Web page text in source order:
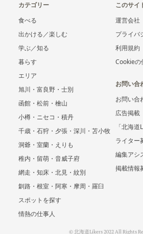
カテゴリー
食べる
出かける／楽しむ
学ぶ／知る
暮らす
エリア
旭川・富良野・士別
函館・松前・檜山
小樽・ニセコ・積丹
千歳・石狩・夕張・深川・苫小牧
洞爺・室蘭・えりも
稚内・留萌・音威子府
網走・知床・北見・紋別
釧路・根室・阿寒・摩周・羅臼
スポットを探す
情熱の仕事人
このサイ
運営会社
プライバ
利用規約
Cookieの
お問い合
お問い合
広告掲載
「北海
ライター
編集アシ
掲載情報
© 北海道Likers 2022 All Rights